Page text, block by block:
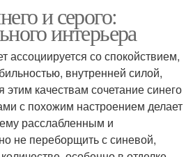
и серого:
интерьера
ассоциируется со спокойствием,
внутренней силой,
качествам сочетание синего
с похожим настроением делает
расслабленным и
не переборщить с синевой,